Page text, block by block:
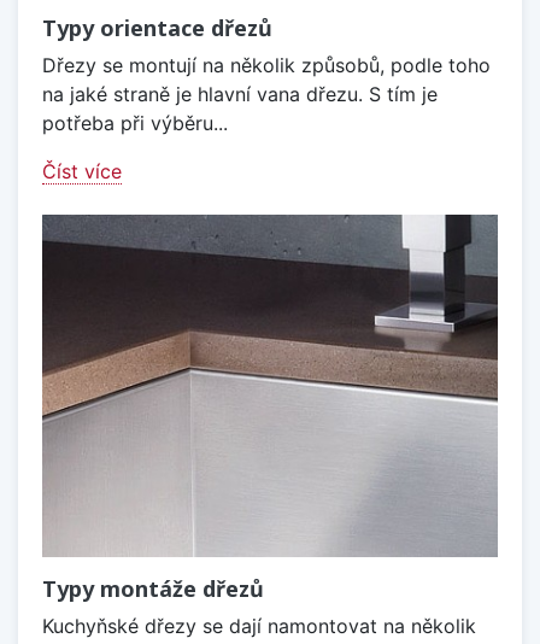
Typy orientace dřezů
Dřezy se montují na několik způsobů, podle toho
na jaké straně je hlavní vana dřezu. S tím je
potřeba při výběru...
Číst více
Typy montáže dřezů
Kuchyňské dřezy se dají namontovat na několik